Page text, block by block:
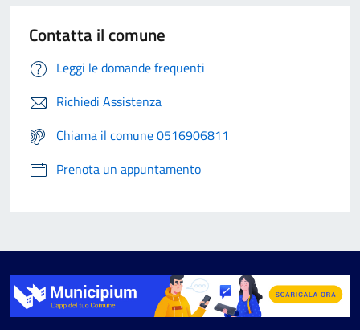
Contatta il comune
Leggi le domande frequenti
Richiedi Assistenza
Chiama il comune 0516906811
Prenota un appuntamento